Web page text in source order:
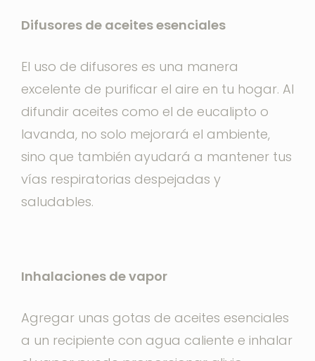
Difusores de aceites esenciales
El uso de difusores es una manera
excelente de purificar el aire en tu hogar. Al
difundir aceites como el de eucalipto o
lavanda, no solo mejorará el ambiente,
sino que también ayudará a mantener tus
vías respiratorias despejadas y
saludables.
Inhalaciones de vapor
Agregar unas gotas de aceites esenciales
a un recipiente con agua caliente e inhalar